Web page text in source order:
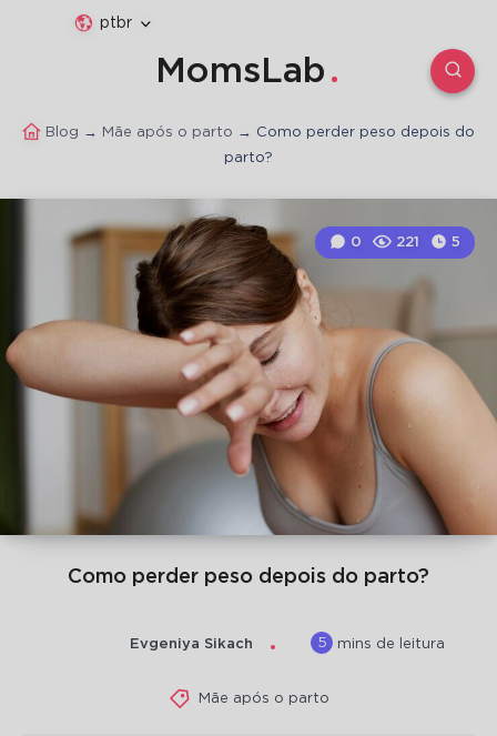
ptbr
MomsLab
Blog → Mãe após o parto → Como perder peso depois do
parto?
Como perder peso depois do parto?
0 221 5
Evgeniya Sikach 5 mins de leitura
Mãe após o parto